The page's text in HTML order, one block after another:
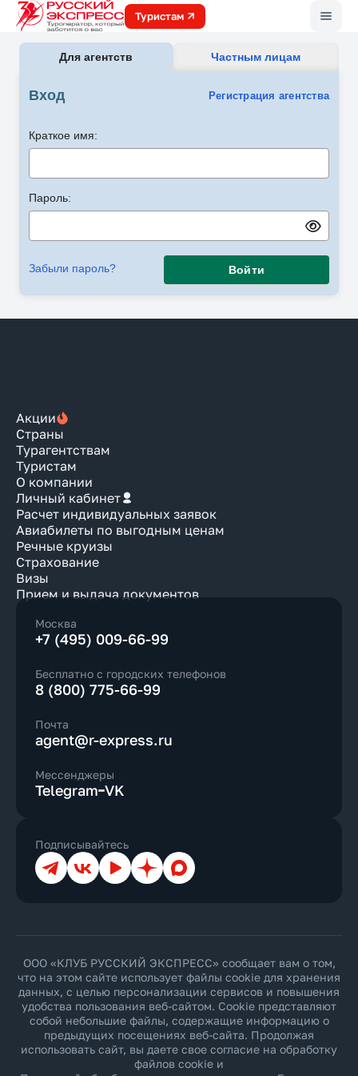
Туристам
Для агентств Частным лицам
Вход Регистрация агентства
Краткое имя:
Пароль:
Забыли пароль? Войти
Акции
Страны
Турагентствам
Туристам
О компании
Личный кабинет
Расчет индивидуальных заявок
Авиабилеты по выгодным ценам
Речные круизы
Страхование
Визы
Прием и выдача документов
Москва
+7 (495) 009-66-99
Бесплатно с городских телефонов
8 (800) 775-66-99
Почта
agent@r-express.ru
Мессенджеры
Telegram VK
Подписывайтесь
ТелеграмВКонтакте
YouTubeДзен Max
ООО «КЛУБ РУССКИЙ ЭКСПРЕСС» сообщает вам о том,
что на этом сайте использует файлы cookie для хранения
данных, с целью персонализации сервисов и повышения
удобства пользования веб-сайтом. Cookie представляют
собой небольшие файлы, содержащие информацию о
предыдущих посещениях веб-сайта. Продолжая
использовать сайт, вы даете свое согласие на обработку
файлов cookie и